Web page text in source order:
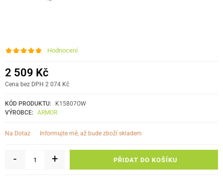
Hodnocení
2 509 Kč
Cena bez DPH 2 074 Kč
KÓD PRODUKTU:
K15807OW
VÝROBCE: ARMOR
Na Dotaz informujte mě, až bude zboží skladem
- + PŘIDAT DO KOŠÍKU